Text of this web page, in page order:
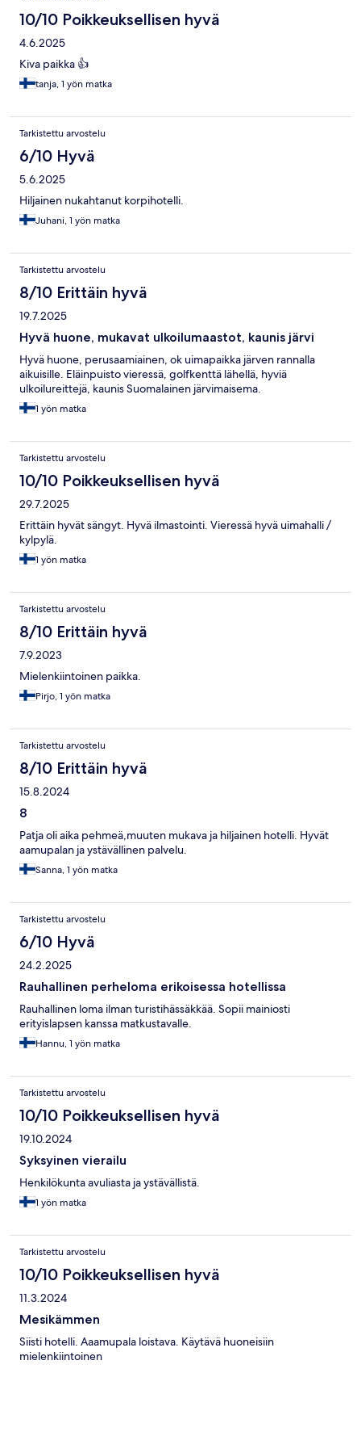
10/10 Poikkeuksellisen hyvä
4.6.2025
Kiva paikka 👍
tanja, 1 yön matka
Tarkistettu arvostelu
6/10 Hyvä
5.6.2025
Hiljainen nukahtanut korpihotelli.
Juhani, 1 yön matka
Tarkistettu arvostelu
8/10 Erittäin hyvä
19.7.2025
Hyvä huone, mukavat ulkoilumaastot, kaunis järvi
Hyvä huone, perusaamiainen, ok uimapaikka järven rannalla
aikuisille. Eläinpuisto vieressä, golfkenttä lähellä, hyviä
ulkoilureittejä, kaunis Suomalainen järvimaisema.
1 yön matka
Tarkistettu arvostelu
10/10 Poikkeuksellisen hyvä
29.7.2025
Erittäin hyvät sängyt. Hyvä ilmastointi. Vieressä hyvä uimahalli /
kylpylä.
1 yön matka
Tarkistettu arvostelu
8/10 Erittäin hyvä
7.9.2023
Mielenkiintoinen paikka.
Pirjo, 1 yön matka
Tarkistettu arvostelu
8/10 Erittäin hyvä
15.8.2024
8
Patja oli aika pehmeä,muuten mukava ja hiljainen hotelli. Hyvät
aamupalan ja ystävällinen palvelu.
Sanna, 1 yön matka
Tarkistettu arvostelu
6/10 Hyvä
24.2.2025
Rauhallinen perheloma erikoisessa hotellissa
Rauhallinen loma ilman turistihässäkkää. Sopii mainiosti
erityislapsen kanssa matkustavalle.
Hannu, 1 yön matka
Tarkistettu arvostelu
10/10 Poikkeuksellisen hyvä
19.10.2024
Syksyinen vierailu
Henkilökunta avuliasta ja ystävällistä.
1 yön matka
Tarkistettu arvostelu
10/10 Poikkeuksellisen hyvä
11.3.2024
Mesikämmen
Siisti hotelli. Aaamupala loistava. Käytävä huoneisiin
mielenkiintoinen